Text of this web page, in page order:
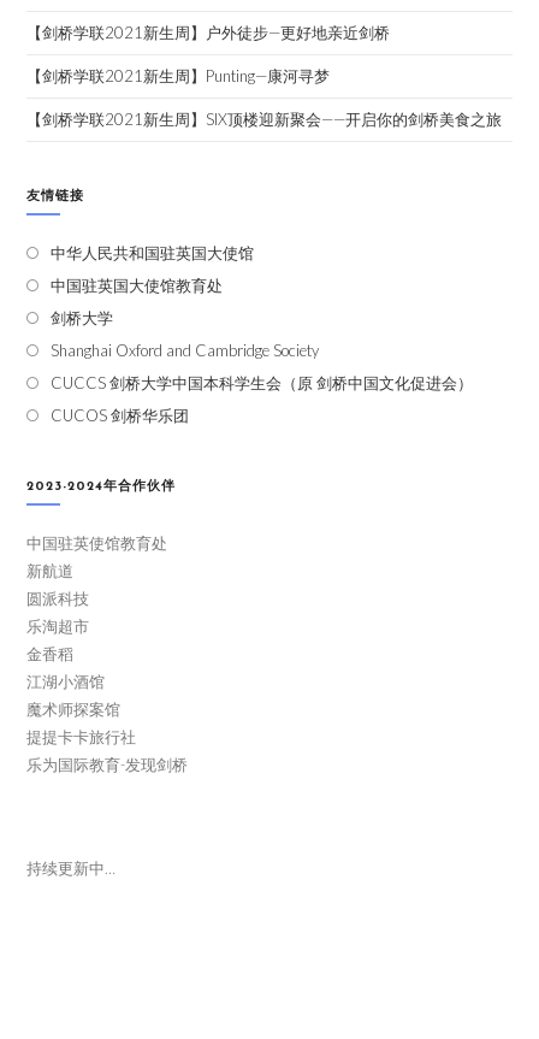
【剑桥学联2021新生周】户外徒步—更好地亲近剑桥
【剑桥学联2021新生周】Punting—康河寻梦
【剑桥学联2021新生周】SIX顶楼迎新聚会——开启你的剑桥美食之旅
友情链接
中华人民共和国驻英国大使馆
中国驻英国大使馆教育处
剑桥大学
Shanghai Oxford and Cambridge Society
CUCCS 剑桥大学中国本科学生会（原 剑桥中国文化促进会）
CUCOS 剑桥华乐团
2023-2024年合作伙伴
中国驻英使馆教育处
新航道
圆派科技
乐淘超市
金香稻
江湖小酒馆
魔术师探案馆
提提卡卡旅行社
乐为国际教育-发现剑桥
持续更新中…